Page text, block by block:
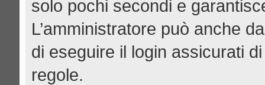
solo pochi secondi e
L’amministratore può anche
di eseguire il login assicurati
regole.